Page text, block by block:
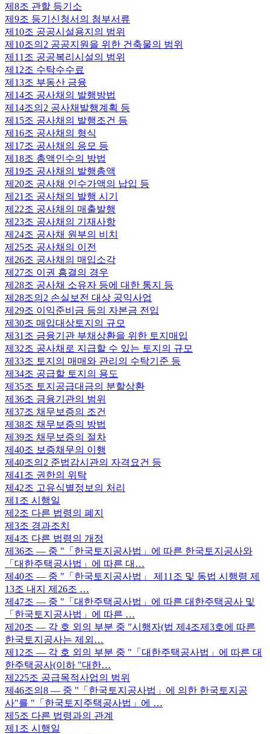
제8조 관할 등기소
제9조 등기신청서의 첨부서류
제10조 공공시설용지의 범위
제10조의2 공공지원을 위한 건축물의 범위
제11조 공공복리시설의 범위
제12조 수탁수수료
제13조 부동산 금융
제14조 공사채의 발행방법
제14조의2 공사채발행계획 등
제15조 공사채의 발행조건 등
제16조 공사채의 형식
제17조 공사채의 응모 등
제18조 총액인수의 방법
제19조 공사채의 발행총액
제20조 공사채 인수가액의 납입 등
제21조 공사채의 발행 시기
제22조 공사채의 매출발행
제23조 공사채의 기재사항
제24조 공사채 원부의 비치
제25조 공사채의 이전
제26조 공사채의 매입소각
제27조 이권 흠결의 경우
제28조 공사채 소유자 등에 대한 통지 등
제28조의2 손실보전 대상 공익사업
제29조 이익준비금 등의 자본금 전입
제30조 매입대상토지의 규모
제31조 금융기관 부채상환을 위한 토지매입
제32조 공사채로 지급할 수 있는 토지의 규모
제33조 토지의 매매와 관리의 수탁기준 등
제34조 공급할 토지의 용도
제35조 토지공급대금의 분할상환
제36조 금융기관의 범위
제37조 채무보증의 조건
제38조 채무보증의 방법
제39조 채무보증의 절차
제40조 보증채무의 이행
제40조의2 준법감시관의 자격요건 등
제41조 권한의 위탁
제42조 고유식별정보의 처리
제1조 시행일
제2조 다른 법령의 폐지
제3조 경과조치
제4조 다른 법령의 개정
제36조 — 중 "「한국토지공사법」에 따른 한국토지공사와
「대한주택공사법」에 따른 대…
제40조 — 중 "「한국토지공사법」 제11조 및 동법 시행령 제
13조 내지 제26조 …
제47조 — 중 "「대한주택공사법」에 따른 대한주택공사 및
「한국토지공사법」에 따른 …
제20조 — 각 호 외의 부분 중 "시행자(법 제4조제3호에 따른
한국토지공사는 제외…
제12조 — 각 호 외의 부분 중 "「대한주택공사법」에 따른 대
한주택공사(이하 "대한…
제225조 공급목적사업의 범위
제46조의8 — 중 "「한국토지공사법」에 의한 한국토지공
사"를 "「한국토지주택공사법」에 …
제5조 다른 법령과의 관계
제1조 시행일